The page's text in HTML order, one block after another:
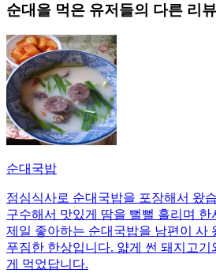
순대 을 먹은 유저들의 다른 리뷰
순대국밥
점심식사로 순대국밥을 포장해서 왔
구수해서 맛있게 땀을 뻘뻘 흘리며
제일 좋아하는 순대국밥을 남편이 사
푸짐한 한상입니다. 얇게 썬 돼지고기
게 먹었답니다.